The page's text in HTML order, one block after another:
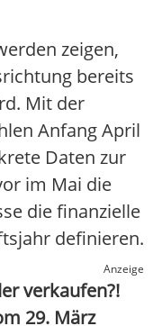
zeigen,
bereits
Mit der
Anfang April
Daten zur
im Mai die
die finanzielle
definieren.
Anzeige
verkaufen?!
29. März